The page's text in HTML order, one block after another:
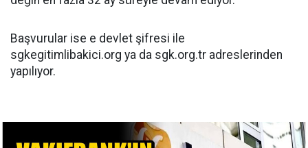
Başvurular ise e devlet şifresi ile
sgkegitimlibakici.org ya da sgk.org.tr adreslerinden
yapılıyor.